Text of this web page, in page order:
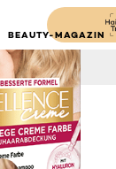
BEAUTY-MAGAZIN